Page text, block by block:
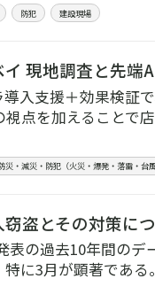
防犯 建設現場
現地調査と先
入支援＋効果検証
点を加えることで
災・減災・防犯（火災・爆発・落雷・台
盗とその対策に
表の過去10年間の
特に3月が顕著であ